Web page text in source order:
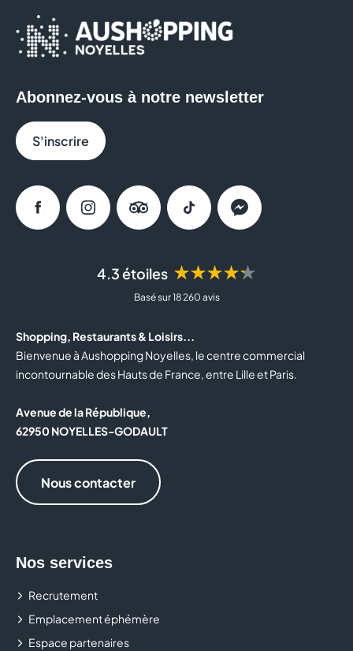
4.3 étoiles ★★★★★
Basé sur 18 260 avis
Shopping, Restaurants & Loisirs...
Bienvenue à Aushopping Noyelles, le centre commercial
incontournable des Hauts de France, entre Lille et Paris.
Avenue de la République,
62950 NOYELLES-GODAULT
Nous contacter
Nos services
Recrutement
Emplacement éphémère
Espace partenaires
Abonnez-vous à notre newsletter
S'inscrire
FacebookInstagramTripadvisorTiktok Messenger